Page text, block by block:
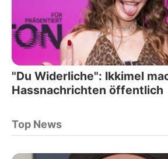
"Du Widerliche": Ikkimel
Hassnachrichten öffentlich
Top News